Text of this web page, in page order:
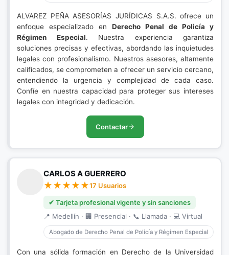
ALVAREZ PEÑA ASESORÍAS JURÍDICAS S.A.S. ofrece un
enfoque especializado en Derecho Penal de Policía y
Régimen Especial. Nuestra experiencia garantiza
soluciones precisas y efectivas, abordando las inquietudes
legales con profesionalismo. Nuestros asesores, altamente
calificados, se comprometen a ofrecer un servicio cercano,
entendiendo la urgencia y complejidad de cada caso.
Confíe en nuestra capacidad para proteger sus intereses
legales con integridad y dedicación.
Contactar
CARLOS A GUERRERO
17 Usuarios
✔ Tarjeta profesional vigente y sin sanciones
📍 Medellín · 🏢 Presencial · 📞 Llamada · 💻 Virtual
Abogado de Derecho Penal de Policía y Régimen Especial
Con una sólida formación en Derecho de la Universidad